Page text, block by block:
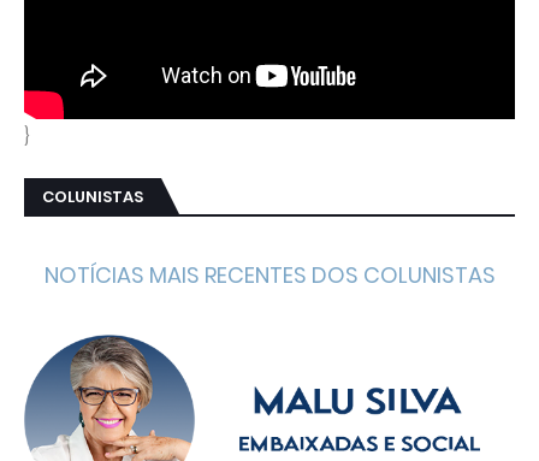
}
COLUNISTAS
NOTÍCIAS MAIS RECENTES DOS COLUNISTAS